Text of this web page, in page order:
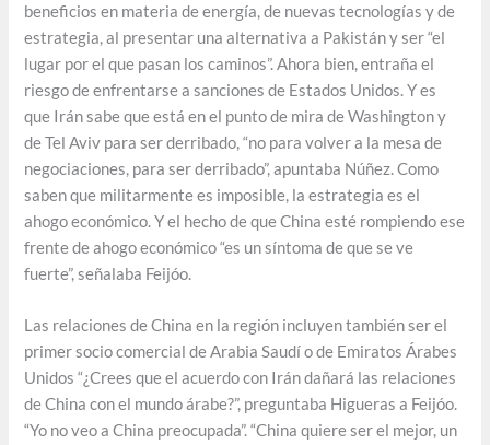
beneficios en materia de energía, de nuevas tecnologías y de
estrategia, al presentar una alternativa a Pakistán y ser “el
lugar por el que pasan los caminos”. Ahora bien, entraña el
riesgo de enfrentarse a sanciones de Estados Unidos. Y es
que Irán sabe que está en el punto de mira de Washington y
de Tel Aviv para ser derribado, “no para volver a la mesa de
negociaciones, para ser derribado”, apuntaba Núñez. Como
saben que militarmente es imposible, la estrategia es el
ahogo económico. Y el hecho de que China esté rompiendo ese
frente de ahogo económico “es un síntoma de que se ve
fuerte”, señalaba Feijóo.
Las relaciones de China en la región incluyen también ser el
primer socio comercial de Arabia Saudí o de Emiratos Árabes
Unidos “¿Crees que el acuerdo con Irán dañará las relaciones
de China con el mundo árabe?”, preguntaba Higueras a Feijóo.
“Yo no veo a China preocupada”. “China quiere ser el mejor, un